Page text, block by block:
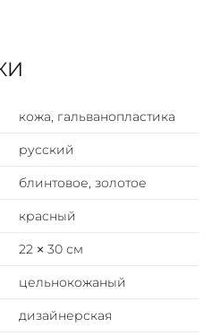
переплёт,
золочение.
кожа, гальванопластика
русский
блинтовое, золотое
красный
22 × 30 см
цельнокожаный
дизайнерская